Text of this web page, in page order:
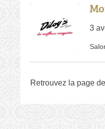
3
Retrouvez la page